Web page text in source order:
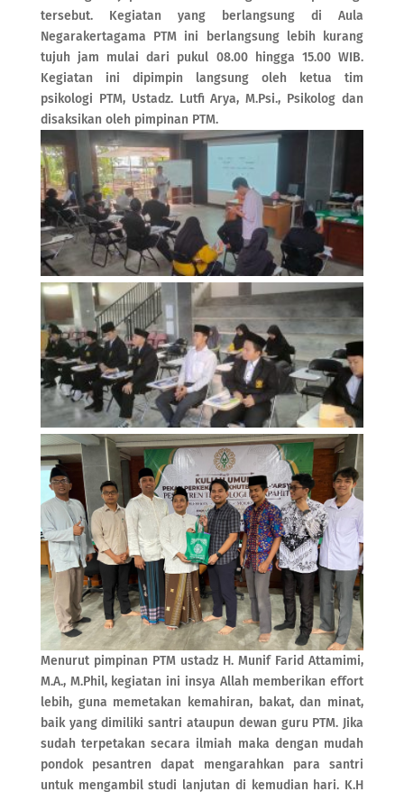
tersebut. Kegiatan yang berlangsung di Aula
Negarakertagama PTM ini berlangsung lebih kurang
tujuh jam mulai dari pukul 08.00 hingga 15.00 WIB.
Kegiatan ini dipimpin langsung oleh ketua tim
psikologi PTM, Ustadz. Lutfi Arya, M.Psi., Psikolog dan
disaksikan oleh pimpinan PTM.
Menurut pimpinan PTM ustadz H. Munif Farid Attamimi,
M.A., M.Phil, kegiatan ini insya Allah memberikan effort
lebih, guna memetakan kemahiran, bakat, dan minat,
baik yang dimiliki santri ataupun dewan guru PTM. Jika
sudah terpetakan secara ilmiah maka dengan mudah
pondok pesantren dapat mengarahkan para santri
untuk mengambil studi lanjutan di kemudian hari. K.H